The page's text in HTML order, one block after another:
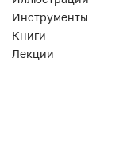
Инструменты
Книги
Лекции